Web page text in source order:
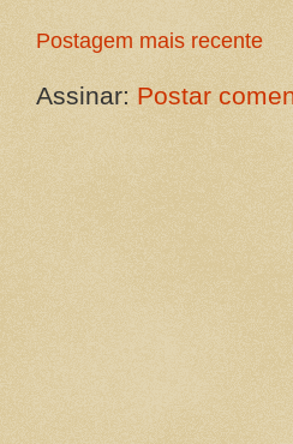
Postagem mais recente
Assinar: Postar